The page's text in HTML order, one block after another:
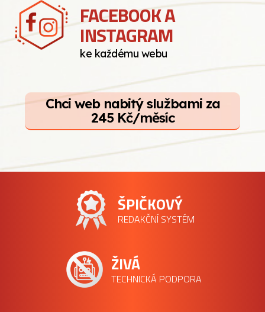
FACEBOOK A
INSTAGRAM
ke každému webu
Chci web nabitý službami za
245 Kč/měsíc
ŠPIČKOVÝ
REDAKČNÍ SYSTÉM
ŽIVÁ
TECHNICKÁ PODPORA